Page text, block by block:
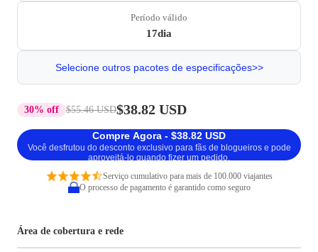
Período válido
17dia
Selecione outros pacotes de especificações>>
30% off $55.46 USD$38.82 USD
Compre Agora - $38.82 USD
Você desfrutou do desconto exclusivo para fãs de blogueiros e pode
aproveitá-lo quando fizer um pedido.
Serviço cumulativo para mais de 100.000 viajantes
O processo de pagamento é garantido como seguro
Área de cobertura e rede